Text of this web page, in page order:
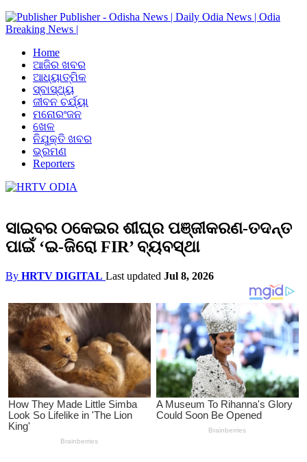
Publisher - Odisha News | Daily Odia News | Odia
Breaking News |
Home
ଆଜିର ଖବର
ଆଧ୍ୟାତ୍ମିକ
ସ୍ବାସ୍ଥ୍ୟ
ଜୀବନ ଚର୍ଯ୍ୟା
ମନୋରଂଜନ
ଖେଳ
ନିଯୁକ୍ତି ଖବର
ଭ୍ରମଣ
Reporters
ସାଇବର ଠକେଇର ଶୀଘ୍ର ପଞ୍ଜୀକରଣ-ତଦନ୍ତ
ପାଇଁ ‘ଇ-ଜିରୋ FIR’ ବ୍ୟବସ୍ଥା
By HRTV DIGITAL Last updated Jul 8, 2026